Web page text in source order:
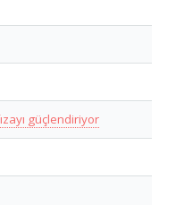
güçlendiriyor